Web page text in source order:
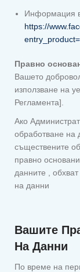
Информация
https://
Правно
Вашето
използване на
Регламента].
Ако
обработване на
съществените
правно
данните ,
на данни
Вашите
На Данни
По време на